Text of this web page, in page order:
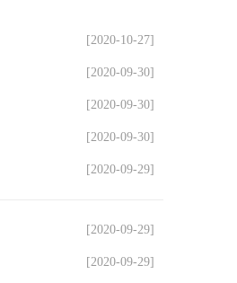
[2020-10-27]
[2020-09-30]
[2020-09-30]
[2020-09-30]
[2020-09-29]
[2020-09-29]
[2020-09-29]